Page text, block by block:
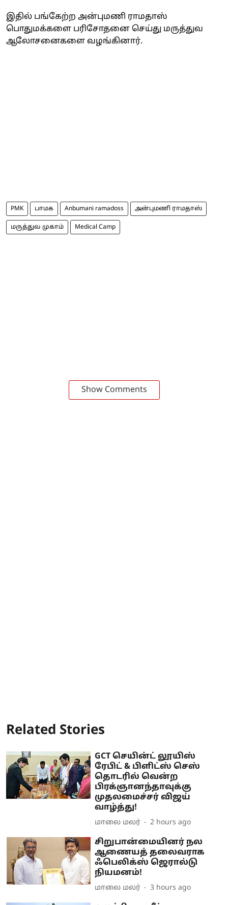
இதில் பங்கேற்ற அன்புமணி ராமதாஸ்
பொதுமக்களை பரிசோதனை செய்து மருத்துவ
ஆலோசனைகளை வழங்கினார்.
PMK பாமக Anbumani ramadoss அன்புமணி ராமதாஸ்
மருத்துவ முகாம் Medical Camp
Show Comments
Related Stories
GCT செயின்ட் லூயிஸ்
ரேபிட் & பிளிட்ஸ் செஸ்
தொடரில் வென்ற
பிரக்ஞானந்தாவுக்கு
முதலமைச்சர் விஜய்
வாழ்த்து!
மாலை மலர் 2 hours ago
சிறுபான்மையினர் நல
ஆணையத் தலைவராக
ஃபெலிக்ஸ் ஜெரால்டு
நியமனம்!
மாலை மலர் 3 hours ago